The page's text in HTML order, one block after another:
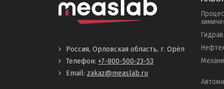
Россия, Орловская область, г. Орёл
Телефон: +7-800-500-23-53
Email: zakaz@measlab.ru